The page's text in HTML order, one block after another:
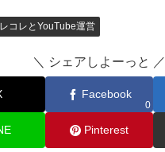
コレとYouTube運営
＼ シェアしよーっと ／
Facebook
0
Pinterest